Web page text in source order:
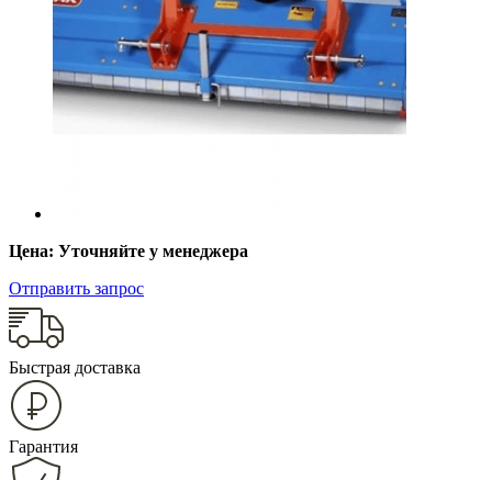
Цена: Уточняйте у менеджера
Отправить запрос
Быстрая доставка
Гарантия